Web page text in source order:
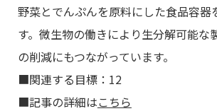
野菜とでんぷんを原料にした食品容器
す。微生物の働きにより生分解可能な
の削減にもつながっています。
■関連する目標：12
■記事の詳細はこちら